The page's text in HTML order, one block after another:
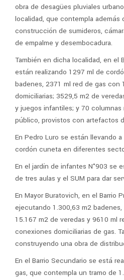
obra de desagües pluviales
localidad, que contempla además
construcción de sumideros,
de empalme y desembocadura.
También en dicha localidad, en el
están realizando 1297 ml de
badenes, 2371 ml red de gas con
domiciliarias; 3529,5 m2 de
y juegos infantiles; y 70 columnas
público, provistos con artefactos
En Pedro Luro se están llevando
cordón cuneta en diferentes
En el jardín de infantes N°903 se
de tres aulas y el SUM para dar
En Mayor Buratovich, en el Barrio
ejecutando 1.300,63 m2
15.167 m2 de veredas y 9610 ml
conexiones domiciliarias de gas.
construyendo una obra de
En el Barrio Secundario se está
gas, que contempla un tramo de